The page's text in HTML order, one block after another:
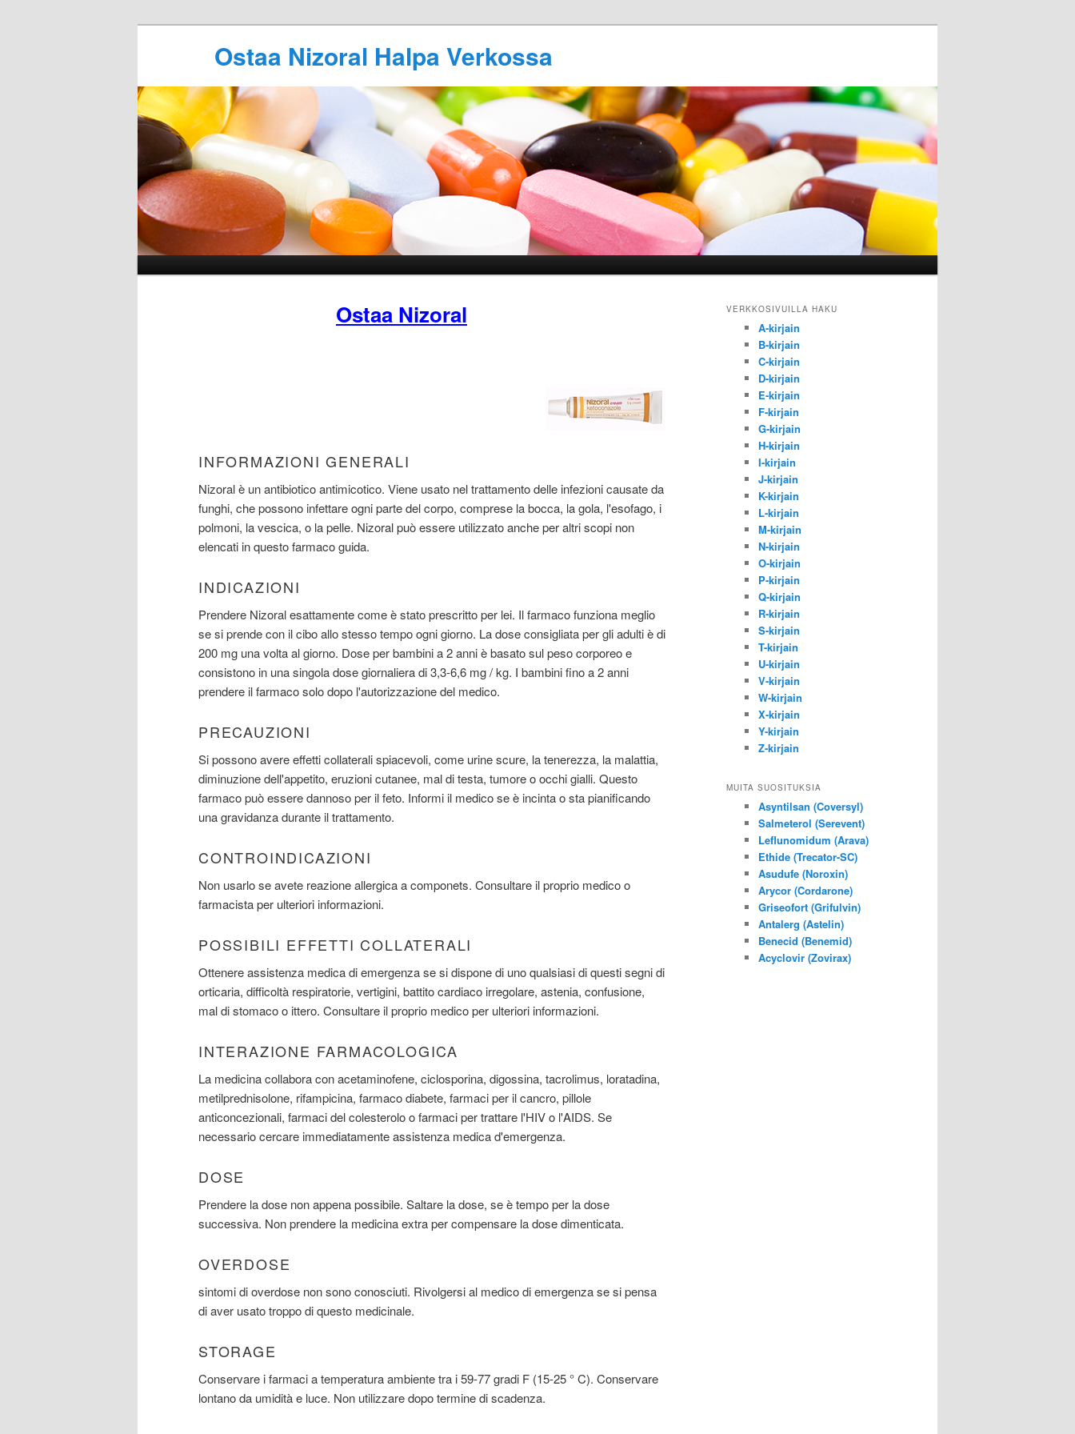
Ostaa Nizoral Halpa Verkossa
Ostaa Nizoral
INFORMAZIONI GENERALI
Nizoral è un antibiotico antimicotico. Viene usato nel trattamento delle infezioni causate da
funghi, che possono infettare ogni parte del corpo, comprese la bocca, la gola, l'esofago, i
polmoni, la vescica, o la pelle. Nizoral può essere utilizzato anche per altri scopi non
elencati in questo farmaco guida.
INDICAZIONI
Prendere Nizoral esattamente come è stato prescritto per lei. Il farmaco funziona meglio
se si prende con il cibo allo stesso tempo ogni giorno. La dose consigliata per gli adulti è di
200 mg una volta al giorno. Dose per bambini a 2 anni è basato sul peso corporeo e
consistono in una singola dose giornaliera di 3,3-6,6 mg / kg. I bambini fino a 2 anni
prendere il farmaco solo dopo l'autorizzazione del medico.
PRECAUZIONI
Si possono avere effetti collaterali spiacevoli, come urine scure, la tenerezza, la malattia,
diminuzione dell'appetito, eruzioni cutanee, mal di testa, tumore o occhi gialli. Questo
farmaco può essere dannoso per il feto. Informi il medico se è incinta o sta pianificando
una gravidanza durante il trattamento.
CONTROINDICAZIONI
Non usarlo se avete reazione allergica a componets. Consultare il proprio medico o
farmacista per ulteriori informazioni.
POSSIBILI EFFETTI COLLATERALI
Ottenere assistenza medica di emergenza se si dispone di uno qualsiasi di questi segni di
orticaria, difficoltà respiratorie, vertigini, battito cardiaco irregolare, astenia, confusione,
mal di stomaco o ittero. Consultare il proprio medico per ulteriori informazioni.
INTERAZIONE FARMACOLOGICA
La medicina collabora con acetaminofene, ciclosporina, digossina, tacrolimus, loratadina,
metilprednisolone, rifampicina, farmaco diabete, farmaci per il cancro, pillole
anticoncezionali, farmaci del colesterolo o farmaci per trattare l'HIV o l'AIDS. Se
necessario cercare immediatamente assistenza medica d'emergenza.
DOSE
Prendere la dose non appena possibile. Saltare la dose, se è tempo per la dose
successiva. Non prendere la medicina extra per compensare la dose dimenticata.
OVERDOSE
sintomi di overdose non sono conosciuti. Rivolgersi al medico di emergenza se si pensa
di aver usato troppo di questo medicinale.
STORAGE
Conservare i farmaci a temperatura ambiente tra i 59-77 gradi F (15-25 ° C). Conservare
lontano da umidità e luce. Non utilizzare dopo termine di scadenza.
VERKKOSIVUILLA HAKU
A-kirjain
B-kirjain
C-kirjain
D-kirjain
E-kirjain
F-kirjain
G-kirjain
H-kirjain
I-kirjain
J-kirjain
K-kirjain
L-kirjain
M-kirjain
N-kirjain
O-kirjain
P-kirjain
Q-kirjain
R-kirjain
S-kirjain
T-kirjain
U-kirjain
V-kirjain
W-kirjain
X-kirjain
Y-kirjain
Z-kirjain
MUITA SUOSITUKSIA
Asyntilsan (Coversyl)
Salmeterol (Serevent)
Leflunomidum (Arava)
Ethide (Trecator-SC)
Asudufe (Noroxin)
Arycor (Cordarone)
Griseofort (Grifulvin)
Antalerg (Astelin)
Benecid (Benemid)
Acyclovir (Zovirax)